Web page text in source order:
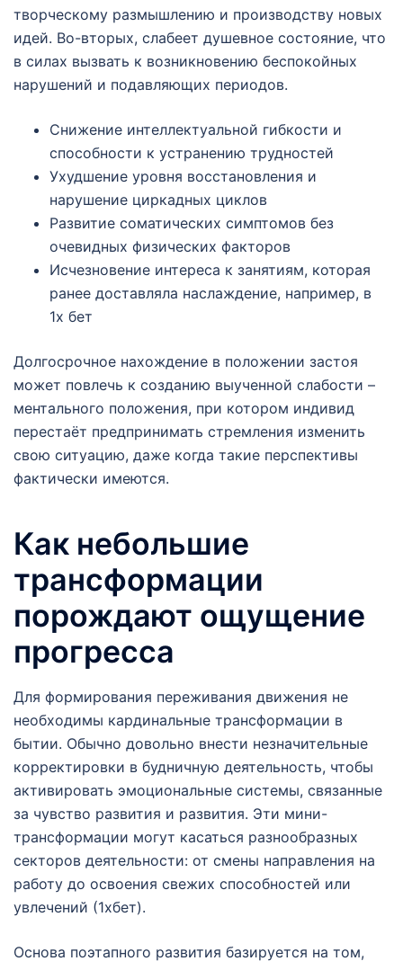
творческому размышлению и производству новых
идей. Во-вторых, слабеет душевное состояние, что
в силах вызвать к возникновению беспокойных
нарушений и подавляющих периодов.
Снижение интеллектуальной гибкости и
способности к устранению трудностей
Ухудшение уровня восстановления и
нарушение циркадных циклов
Развитие соматических симптомов без
очевидных физических факторов
Исчезновение интереса к занятиям, которая
ранее доставляла наслаждение, например, в
1х бет
Долгосрочное нахождение в положении застоя
может повлечь к созданию выученной слабости –
ментального положения, при котором индивид
перестаёт предпринимать стремления изменить
свою ситуацию, даже когда такие перспективы
фактически имеются.
Как небольшие
трансформации
порождают ощущение
прогресса
Для формирования переживания движения не
необходимы кардинальные трансформации в
бытии. Обычно довольно внести незначительные
корректировки в будничную деятельность, чтобы
активировать эмоциональные системы, связанные
за чувство развития и развития. Эти мини-
трансформации могут касаться разнообразных
секторов деятельности: от смены направления на
работу до освоения свежих способностей или
увлечений (1хбет).
Основа поэтапного развития базируется на том,